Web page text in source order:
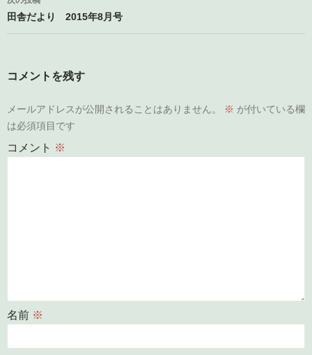
ビ
ョ
ン
田舎だより 2015年8月号
コメントを残す
メールアドレスが公開されることはありません。 ※ が付いている欄
は必須項目です
コメント ※
名前 ※